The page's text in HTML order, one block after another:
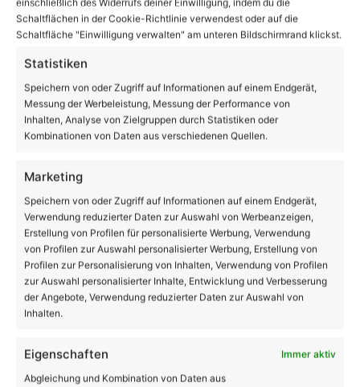
Schaltflächen in der Cookie-Richtlinie verwendest oder auf die
Schaltfläche "Einwilligung verwalten" am unteren Bildschirmrand klickst.
Statistiken
Speichern von oder Zugriff auf Informationen auf einem Endgerät,
Messung der Werbeleistung, Messung der Performance von
Inhalten, Analyse von Zielgruppen durch Statistiken oder
Kombinationen von Daten aus verschiedenen Quellen.
Marketing
Speichern von oder Zugriff auf Informationen auf einem Endgerät,
Verwendung reduzierter Daten zur Auswahl von Werbeanzeigen,
Erstellung von Profilen für personalisierte Werbung, Verwendung
von Profilen zur Auswahl personalisierter Werbung, Erstellung von
Profilen zur Personalisierung von Inhalten, Verwendung von Profilen
zur Auswahl personalisierter Inhalte, Entwicklung und Verbesserung
der Angebote, Verwendung reduzierter Daten zur Auswahl von
Inhalten.
Eigenschaften
Immer aktiv
Abgleichung und Kombination von Daten aus
des
Beruf
Tag der offenen Tür an den